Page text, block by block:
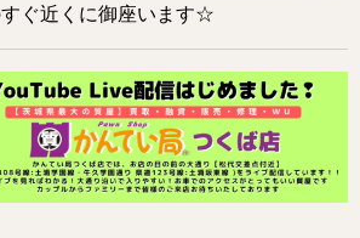
すぐ近くに御座います☆